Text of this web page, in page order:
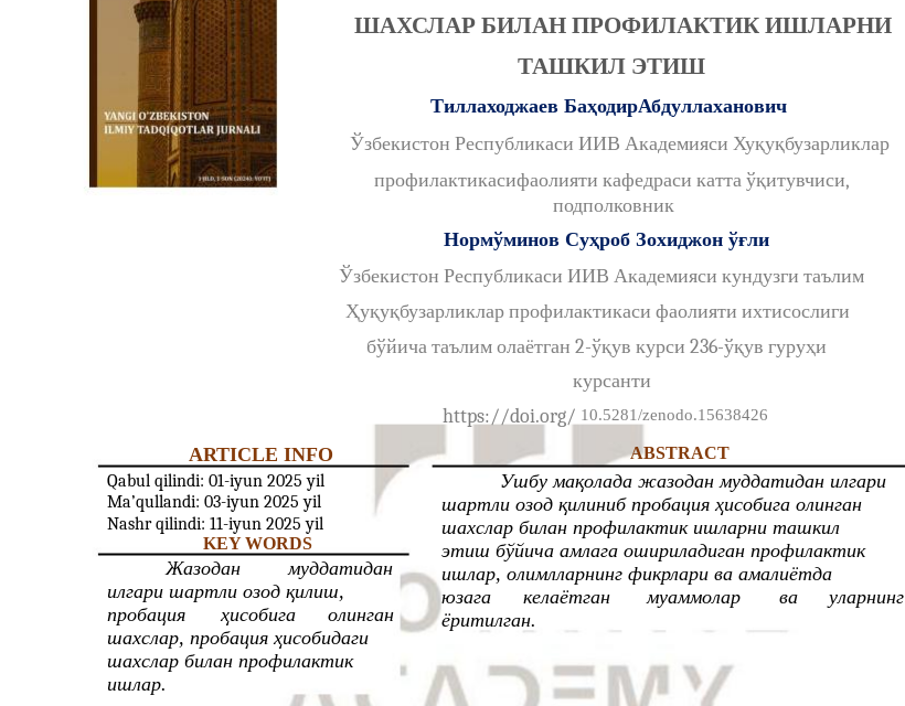
ШАХСЛАР БИЛАН ПРОФИЛАКТИК ИШЛАРНИ
ТАШКИЛ ЭТИШ
Тиллаходжаев БаҳодирАбдуллаханович
Ўзбекистон Республикаси ИИВ Академияси Хуқуқбузарликлар
профилактикасифаолияти кафедраси катта ўқитувчиси,
подполковник
Нормўминов Суҳроб Зохиджон ўғли
Ўзбекистон Республикаси ИИВ Академияси кундузги таълим
Ҳуқуқбузарликлар профилактикаси фаолияти ихтисослиги
бўйича таълим олаётган 2-ўқув курси 236-ўқув гуруҳи
курсанти
https://doi.org/ 10.5281/zenodo.15638426
ARTICLE INFO ABSTRACT
Qabul qilindi: 01-iyun 2025 yil
Ma’qullandi: 03-iyun 2025 yil
Nashr qilindi: 11-iyun 2025 yil
Ушбу мақолада жазодан муддатидан илгари
шартли озод қилиниб пробация ҳисобига олинган
шахслар билан профилактик ишларни ташкил
этиш бўйича амлага ошириладиган профилактик
ишлар, олимлларнинг фикрлари ва амалиётда
юзага
келаётган муаммолар ва
уларнинг
ёритилган.
KEY WORDS
Жазодан
муддатидан
илгари шартли озод қилиш,
пробация
ҳисобига
олинган
шахслар, пробация ҳисобидаги
шахслар билан профилактик
ишлар.